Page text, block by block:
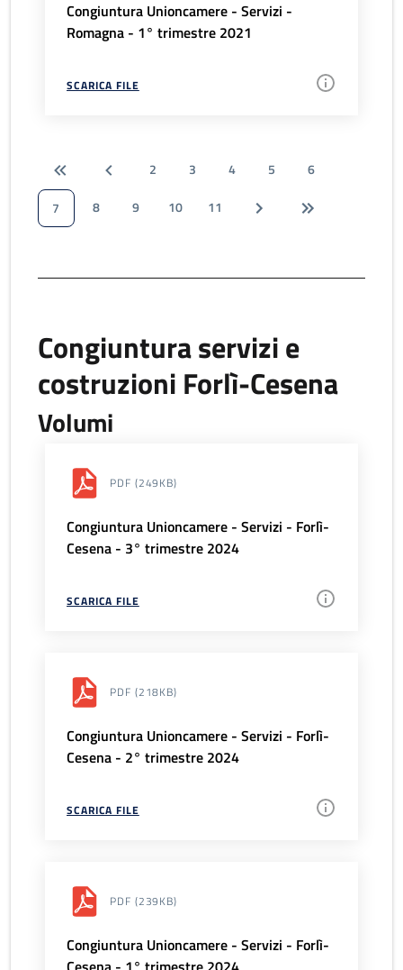
Congiuntura Unioncamere - Servizi -
Romagna - 1° trimestre 2021
SCARICA FILE
2 3 4 5
6
7
8 9 10 11
Congiuntura servizi e
costruzioni Forlì-Cesena
Volumi
PDF (249KB)
Congiuntura Unioncamere - Servizi - Forlì-
Cesena - 3° trimestre 2024
SCARICA FILE
PDF (218KB)
Congiuntura Unioncamere - Servizi - Forlì-
Cesena - 2° trimestre 2024
SCARICA FILE
PDF (239KB)
Congiuntura Unioncamere - Servizi - Forlì-